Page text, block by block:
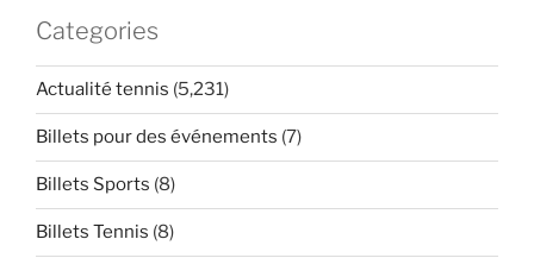
Categories
Actualité tennis (5,231)
Billets pour des événements (7)
Billets Sports (8)
Billets Tennis (8)